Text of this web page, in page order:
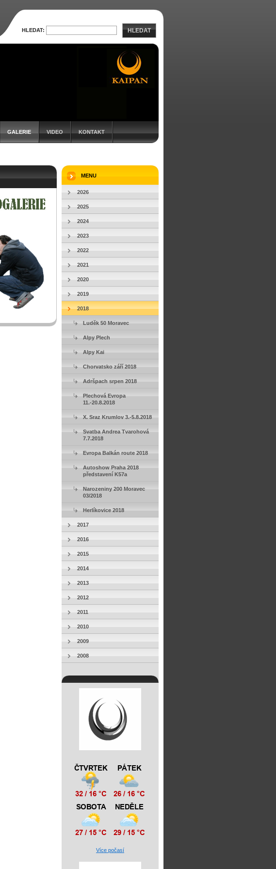
GALERIE VIDEO KONTAKT
MENU
2026
2025
2024
2023
2022
2021
2020
2019
2018
Luděk 50 Moravec
Alpy Plech
Alpy Kai
Chorvatsko září 2018
Adršpach srpen 2018
Plechová Evropa
11.-20.8.2018
X. Sraz Krumlov 3.-5.8.2018
Svatba Andrea Tvarohová
7.7.2018
Evropa Balkán route 2018
Autoshow Praha 2018
představení K57a
Narozeniny 200 Moravec
03/2018
Herlíkovice 2018
2017
2016
2015
2014
2013
2012
2011
2010
2009
2008
Více počasí
HLEDAT: HLEDAT